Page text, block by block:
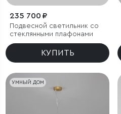
235 700 ₽
Подвесной светильник со
стеклянными плафонами
КУПИТЬ
УМНЫЙ ДОМ